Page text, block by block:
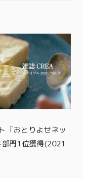
「おとりよせネッ
門1位獲得(2021